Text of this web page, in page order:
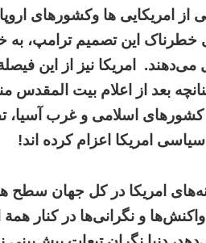
امریکایی ها وکشورهای
خطرناک این تصمیم ترامپ، به
می‌دهند.
امریکا نیز از این
بعد از اعلام بیت المقدس
کشورهای اسلامی و غرب آسیا،
امریکا اعزام کرده اند!
امریکا در کل جهان سطح
و نگرانی‌ها در کنار